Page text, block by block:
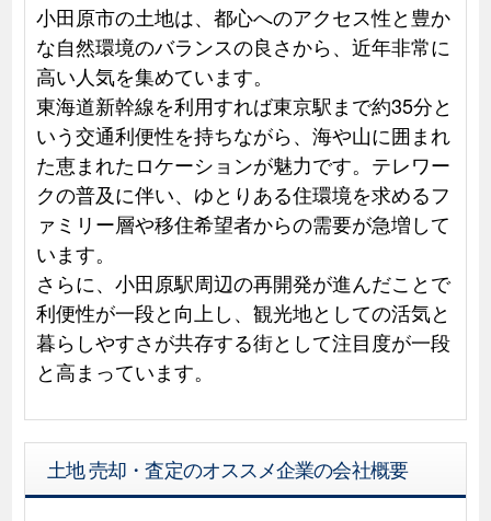
小田原市の土地は、都心へのアクセス性と豊か
な自然環境のバランスの良さから、近年非常に
高い人気を集めています。
東海道新幹線を利用すれば東京駅まで約35分と
いう交通利便性を持ちながら、海や山に囲まれ
た恵まれたロケーションが魅力です。テレワー
クの普及に伴い、ゆとりある住環境を求めるフ
ァミリー層や移住希望者からの需要が急増して
います。
さらに、小田原駅周辺の再開発が進んだことで
利便性が一段と向上し、観光地としての活気と
暮らしやすさが共存する街として注目度が一段
と高まっています。
土地 売却・査定のオススメ企業の会社概要